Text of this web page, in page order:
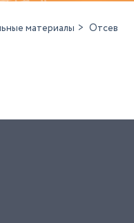
материалы Отсев